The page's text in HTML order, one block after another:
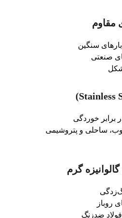
بارهای سنگین
صنعتی
شکل
برابر خوردگی
ساحلی و پتروشیمی
روباز
ضدزنگ